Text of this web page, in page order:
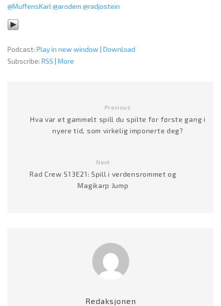
@MuffensKarl @arodem @radjostein
Podcast: Play in new window | Download
Subscribe: RSS | More
Previous
Hva var et gammelt spill du spilte for første gang i
nyere tid, som virkelig imponerte deg?
Next
Rad Crew S13E21: Spill i verdensrommet og
Magikarp Jump
Redaksjonen